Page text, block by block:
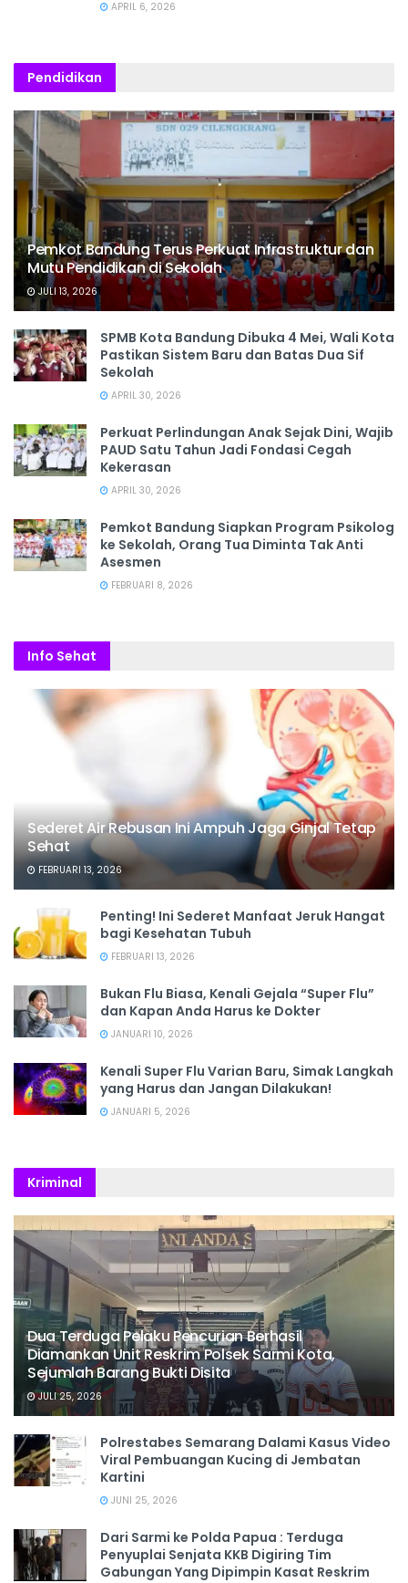
APRIL 6, 2026
Pendidikan
Pemkot Bandung Terus Perkuat Infrastruktur dan
Mutu Pendidikan di Sekolah
JULI 13, 2026
SPMB Kota Bandung Dibuka 4 Mei, Wali Kota
Pastikan Sistem Baru dan Batas Dua Sif
Sekolah
APRIL 30, 2026
Perkuat Perlindungan Anak Sejak Dini, Wajib
PAUD Satu Tahun Jadi Fondasi Cegah
Kekerasan
APRIL 30, 2026
Pemkot Bandung Siapkan Program Psikolog
ke Sekolah, Orang Tua Diminta Tak Anti
Asesmen
FEBRUARI 8, 2026
Info Sehat
Sederet Air Rebusan Ini Ampuh Jaga Ginjal Tetap
Sehat
FEBRUARI 13, 2026
Penting! Ini Sederet Manfaat Jeruk Hangat
bagi Kesehatan Tubuh
FEBRUARI 13, 2026
Bukan Flu Biasa, Kenali Gejala “Super Flu”
dan Kapan Anda Harus ke Dokter
JANUARI 10, 2026
Kenali Super Flu Varian Baru, Simak Langkah
yang Harus dan Jangan Dilakukan!
JANUARI 5, 2026
Kriminal
Dua Terduga Pelaku Pencurian Berhasil
Diamankan Unit Reskrim Polsek Sarmi Kota,
Sejumlah Barang Bukti Disita
JULI 25, 2026
Polrestabes Semarang Dalami Kasus Video
Viral Pembuangan Kucing di Jembatan
Kartini
JUNI 25, 2026
Dari Sarmi ke Polda Papua : Terduga
Penyuplai Senjata KKB Digiring Tim
Gabungan Yang Dipimpin Kasat Reskrim